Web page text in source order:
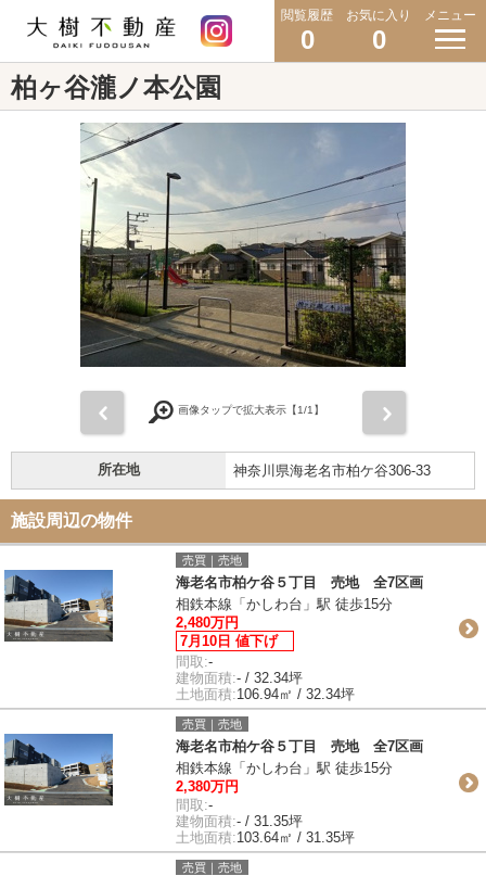
閲覧履歴
0
お気に入り
0
メニュー
柏ヶ谷瀧ノ本公園
画像タップで拡大表示【1/1】
所在地 神奈川県海老名市柏ケ谷306-33
施設周辺の物件
売買｜売地
海老名市柏ケ谷５丁目 売地 全7区画
相鉄本線「かしわ台」駅 徒歩15分
2,480万円
7月10日 値下げ
間取:-
建物面積:- / 32.34坪
土地面積:106.94㎡ / 32.34坪
売買｜売地
海老名市柏ケ谷５丁目 売地 全7区画
相鉄本線「かしわ台」駅 徒歩15分
2,380万円
間取:-
建物面積:- / 31.35坪
土地面積:103.64㎡ / 31.35坪
売買｜売地